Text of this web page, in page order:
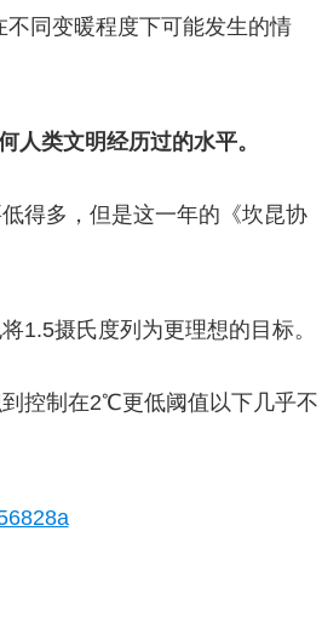
同变暖程度下可能发生的情
类文明经历过的水平。
得多，但是这一年的《坎昆协
1.5摄氏度列为更理想的目标。
控制在2℃更低阈值以下几乎不